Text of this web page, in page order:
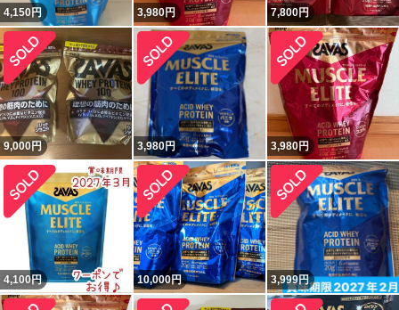
4,150円 3,980円 7,800円
9,000円 3,980円 3,980円
4,100円 10,000円 3,999円